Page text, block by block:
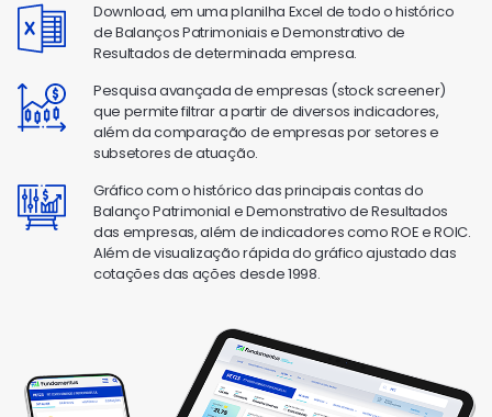
Download, em uma planilha Excel de todo o histórico
de Balanços Patrimoniais e Demonstrativo de
Resultados de determinada empresa.
Pesquisa avançada de empresas (stock screener)
que permite filtrar a partir de diversos indicadores,
além da comparação de empresas por setores e
subsetores de atuação.
Gráfico com o histórico das principais contas do
Balanço Patrimonial e Demonstrativo de Resultados
das empresas, além de indicadores como ROE e ROIC.
Além de visualização rápida do gráfico ajustado das
cotações das ações desde 1998.